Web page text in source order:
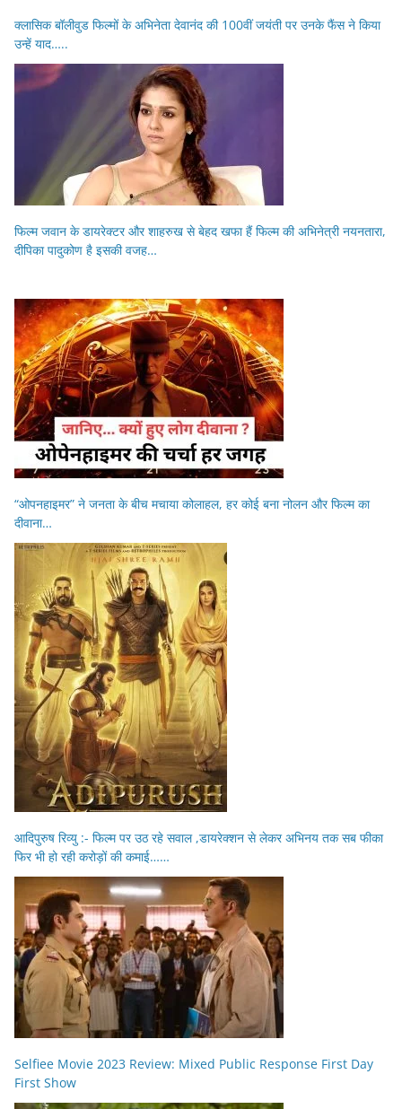
क्लासिक बॉलीवुड फिल्मों के अभिनेता देवानंद की 100वीं जयंती पर उनके फैंस ने किया
उन्हें याद…..
फिल्म जवान के डायरेक्टर और शाहरुख से बेहद खफा हैं फिल्म की अभिनेत्री नयनतारा,
दीपिका पादुकोण है इसकी वजह…
“ओपनहाइमर” ने जनता के बीच मचाया कोलाहल, हर कोई बना नोलन और फिल्म का
दीवाना…
आदिपुरुष रिव्यु :- फिल्म पर उठ रहे सवाल ,डायरेक्शन से लेकर अभिनय तक सब फीका
फिर भी हो रही करोड़ों की कमाई……
Selfiee Movie 2023 Review: Mixed Public Response First Day
First Show